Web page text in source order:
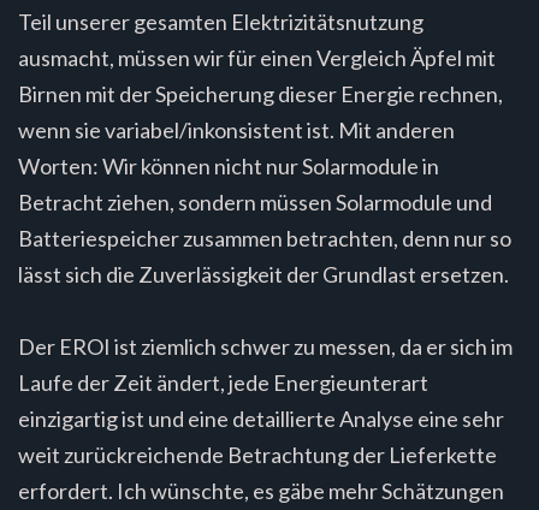
Teil unserer gesamten Elektrizitätsnutzung
ausmacht, müssen wir für einen Vergleich Äpfel mit
Birnen mit der Speicherung dieser Energie rechnen,
wenn sie variabel/inkonsistent ist. Mit anderen
Worten: Wir können nicht nur Solarmodule in
Betracht ziehen, sondern müssen Solarmodule und
Batteriespeicher zusammen betrachten, denn nur so
lässt sich die Zuverlässigkeit der Grundlast ersetzen.
Der EROI ist ziemlich schwer zu messen, da er sich im
Laufe der Zeit ändert, jede Energieunterart
einzigartig ist und eine detaillierte Analyse eine sehr
weit zurückreichende Betrachtung der Lieferkette
erfordert. Ich wünschte, es gäbe mehr Schätzungen